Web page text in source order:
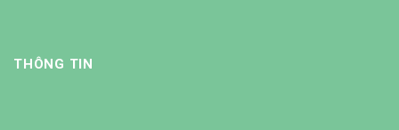
THÔNG TIN